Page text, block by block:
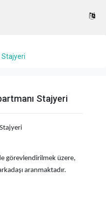
Stajyeri
Stajyeri
görevlendirilmek üzere,
aranmaktadır.